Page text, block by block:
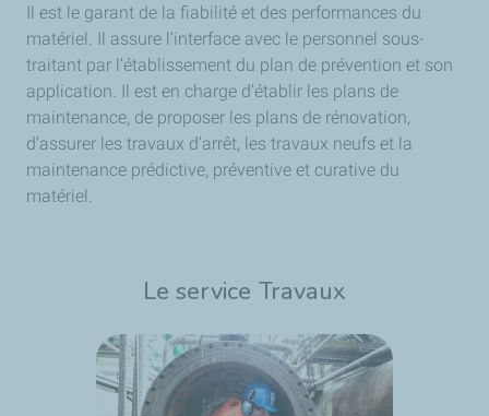
Il est le garant de la fiabilité et des performances du
matériel. Il assure l’interface avec le personnel sous-
traitant par l’établissement du plan de prévention et son
application. Il est en charge d’établir les plans de
maintenance, de proposer les plans de rénovation,
d’assurer les travaux d’arrêt, les travaux neufs et la
maintenance prédictive, préventive et curative du
matériel.
Le service Travaux